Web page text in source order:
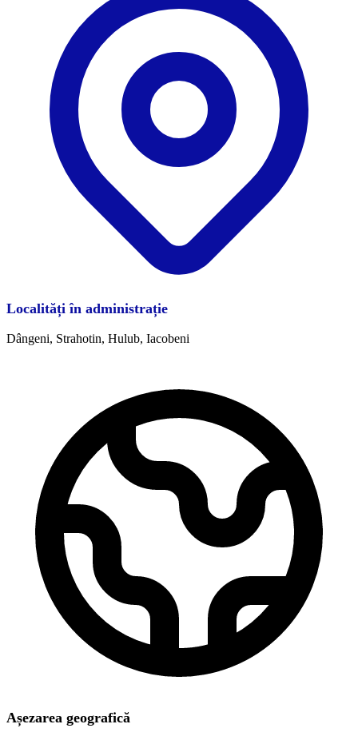
Localități în administrație
Dângeni, Strahotin, Hulub, Iacobeni
Așezarea geografică